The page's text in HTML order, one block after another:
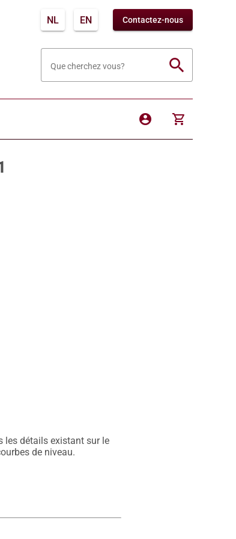
NL EN Contactez-nous
Que cherchez vous? search
account_circle shopping_cart
les détails existant sur le
de niveau.